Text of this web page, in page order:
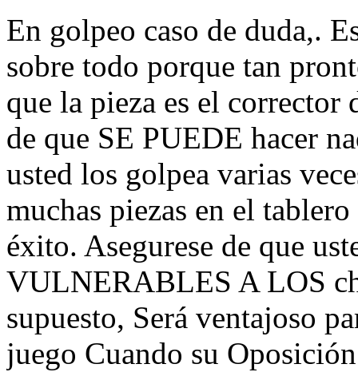
En golpeo caso de duda,.
sobre todo porque tan
que la pieza es el corrector
de que SE PUEDE hacer
usted los golpea varias
muchas piezas en el
éxito. Asegurese de que
VULNERABLES A LOS
supuesto, Será ventajoso
juego Cuando su